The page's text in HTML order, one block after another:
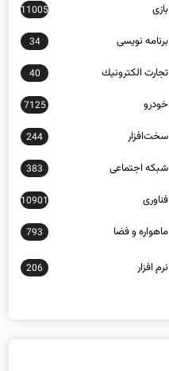
بازی 11005
برنامه نويسی 34
تجارت الكترونيك 40
خودرو 7125
سخت‌افزار 244
شبكه اجتماعی 383
فناوری 10901
ماهواره و فضا 793
نرم افزار 206